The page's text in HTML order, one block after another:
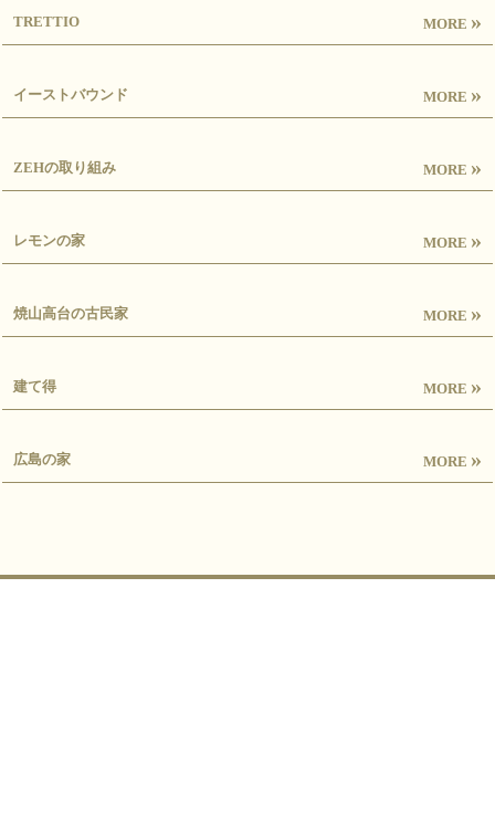
TRETTIO MORE »
イーストバウンド MORE »
ZEHの取り組み MORE »
レモンの家 MORE »
焼山高台の古民家 MORE »
建て得 MORE »
広島の家 MORE »